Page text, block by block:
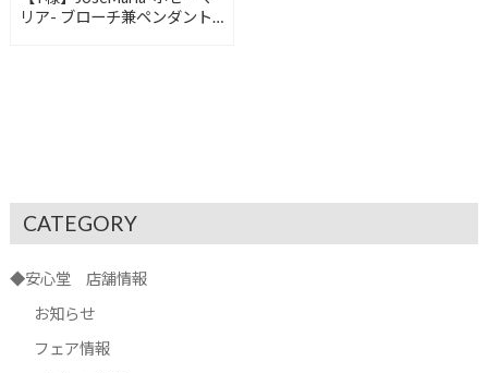
リア- ブローチ兼ペンダント
CATEGORY
◆安心堂 店舗情報
お知らせ
フェア情報